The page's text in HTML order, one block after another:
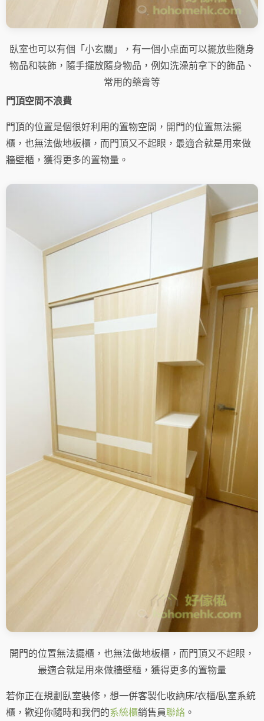
臥室也可以有個「小玄關」，有一個小桌面可以擺放些隨身
物品和裝飾，隨手擺放隨身物品，例如洗澡前拿下的飾品、
常用的藥膏等
門頂空間不浪費
門頂的位置是個很好利用的置物空間，開門的位置無法擺
櫃，也無法做地板櫃，而門頂又不起眼，最適合就是用來做
牆壁櫃，獲得更多的置物量。
開門的位置無法擺櫃，也無法做地板櫃，而門頂又不起眼，
最適合就是用來做牆壁櫃，獲得更多的置物量
若你正在規劃臥室裝修，想一併客製化收納床/衣櫃/臥室系統
櫃，歡迎你隨時和我們的系統櫃銷售員聯絡 。